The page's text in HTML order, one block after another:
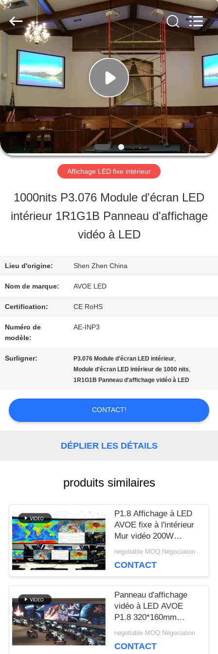
LA
MAISON
PRODUITS
PROPOS
DE
VISITE
CONTRÔLE
LA
QUALITÉ
CONTACTER
NOUVELLES
LES
AFFAIRES
LE
BLOG
Shen
Zhen
AVOE
Hi-
Rights
Reserved.
Affichage LED fixe intérieur
1000nits P3.076 Module d'écran LED
intérieur 1R1G1B Panneau d'affichage
vidéo à LED
Lieu d'origine: Shen Zhen China
Nom de marque: AVOE LED
Certification: CE RoHS
Numéro de
modèle:
AE-INP3
Surligner: P3.076 Module d'écran LED intérieur,
Module d'écran LED intérieur de 1000 nits,
1R1G1B Panneau d'affichage vidéo à LED
CONTACT!
DÉPLIER LES DÉTAILS
produits similaires
P1.8 Affichage à LED
AVOE fixe à l'intérieur
Mur vidéo 200W
320*160mm Module
negotiable MOQ:Négociation
CONTACT
Panneau d'affichage
vidéo à LED AVOE
P1.8 320*160mm
3840Hz
negotiable MOQ:Négociation
CONTACT